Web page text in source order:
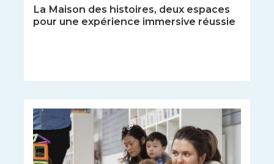
La Maison des histoires, deux espaces
pour une expérience immersive réussie